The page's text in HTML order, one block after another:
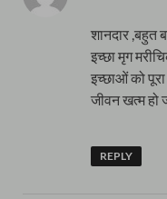
शानदार ,बहुत
इच्छा मृग
इच्छाओं को
जीवन खत्म हो
REPLY